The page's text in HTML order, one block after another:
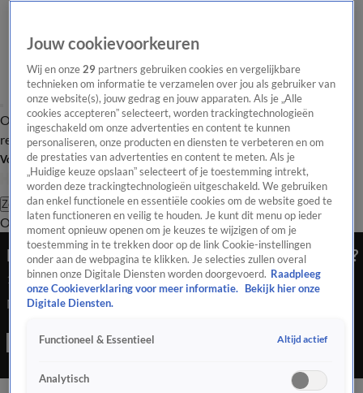
Overzicht Laatste nieuws Regionieuws Het beste van Hart
Tip de
redactie
Volg Hart van Nederland
Zoeken
OverzichtRegioUitzendingenWeerTip de redactiePanelVideo's
Moeten we straks betalen voor toegangstesten?
18 aug 2021, 22:50
Moeten we straks betalen voor toegangstesten?
Jouw cookievoorkeuren
Wij en onze29 partners gebruiken cookies en vergelijkbare
technieken om informatie te verzamelen over jou als gebruiker van
onze website(s), jouw gedrag en jouw apparaten. Als je „Alle
cookies accepteren” selecteert, worden trackingtechnologieën
ingeschakeld om onze advertenties en content te kunnen
personaliseren, onze producten en diensten te verbeteren en om
de prestaties van advertenties en content te meten. Als je
„Huidige keuze opslaan” selecteert of je toestemming intrekt,
worden deze trackingtechnologieën uitgeschakeld. We gebruiken
dan enkel functionele en essentiële cookies om de website goed te
laten functioneren en veilig te houden. Je kunt dit menu op ieder
moment opnieuw openen om je keuzes te wijzigen of om je
toestemming in te trekken door op de link Cookie-instellingen
onder aan de webpagina te klikken. Je selecties zullen overal
binnen onze Digitale Diensten worden doorgevoerd. Raadpleeg
onze Cookieverklaring voor meer informatie.
Bekijk hier onze
Digitale Diensten.
Functioneel & Essentieel Altijd actief
Analytisch